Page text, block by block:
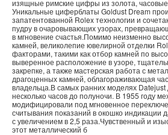
изящные римские цифры из золота,
Уникальные циферблаты Goldust Dream
запатентованной Rolex технологии и
пудру в очаровывающих узорах,
в мгновение счастья.Помимо неизменно
камней, великолепие ювелирной отделки
факторами, такими как отбор камней по
выверенное расположение в узоре,
закрепке, а также мастерская работа с
драгоценных камней, облагораживающая
владельца.В самых ранних моделях Datejust
несколько часов до полуночи. В 1955 году
модифицировали под мгновенное
считывания показаний в окошко
с увеличением в 2,5 раза.Чувственный и
этот металлический б